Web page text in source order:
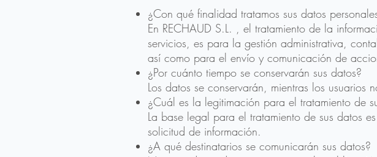
¿Con qué finalidad tratamos sus datos
En RECHAUD S.L. , el tratamiento de la
servicios, es para la gestión administrativa,
así como para el envío y comunicación de
¿Por cuánto tiempo se conservarán sus datos?
Los datos se conservarán, mientras los usuarios
¿Cuál es la legitimación para el tratamiento de
La base legal para el tratamiento de sus datos
solicitud de información.
¿A qué destinatarios se comunicarán sus datos?